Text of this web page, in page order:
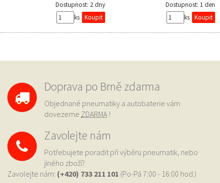
Dostupnost: 2 dny
ks
Dostupnost: 1 den
ks
Doprava po Brně zdarma
Objednané pneumatiky a autobaterie vám
dovezeme ZDARMA !
Zavolejte nám
Potřebujete poradit při výběru pneumatik, nebo
jiného zboží?
Zavolejte nám: (+420) 733 211 101 (Po-Pá 7:00 - 16:00 hod.)